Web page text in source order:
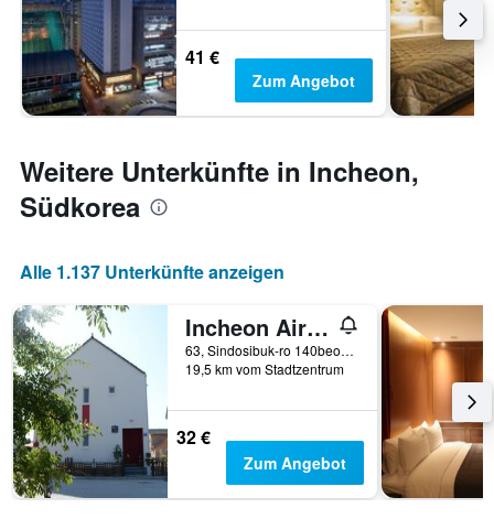
41 €
Zum Angebot
Weitere Unterkünfte in Incheon,
Südkorea
Alle 1.137 Unterkünfte anzeigen
Incheon Airport Happy Place Guesthouse
63, Sindosibuk-ro 140beon-gil, Jung-gu, Incheon, Südkorea
19,5 km vom Stadtzentrum
32 €
Zum Angebot